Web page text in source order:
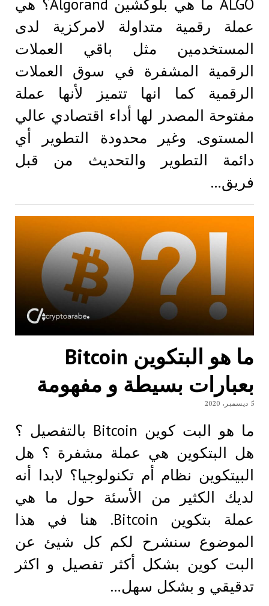
ALGO ما هي بلوكشين Algorand؟ هي
عملة رقمية متداولة لامركزية لدى
المستخدمين مثل باقي العملات
الرقمية المشفرة في سوق العملات
الرقمية كما انها تتميز لأنها عملة
مفتوحة المصدر لها أداء اقتصادي عالي
المستوى. وغير محدودة التطوير أي
دائمة التطوير والتحديث من قبل
فريق…
ما هو البتكوين Bitcoin
بعبارات بسيطة و مفهومة
5 ديسمبر، 2020
ما هو البت كوين Bitcoin بالتفصيل ؟
هل البتكوين هي عملة مشفرة ؟ هل
البيتكوين نظام أم تكنولوجيا؟ لابدا أنه
لديك الكثير من الأسئة حول ما هي
عملة بتكوين Bitcoin. هنا في هذا
الموضوع سنشرح لكم كل شيئ عن
البت كوين بشكل أكثر تفصيل و اكثر
تدقيقي و بشكل سهل…